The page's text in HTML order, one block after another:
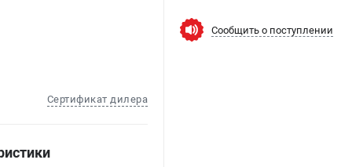
Сертификат дилера
Сообщить о поступлении